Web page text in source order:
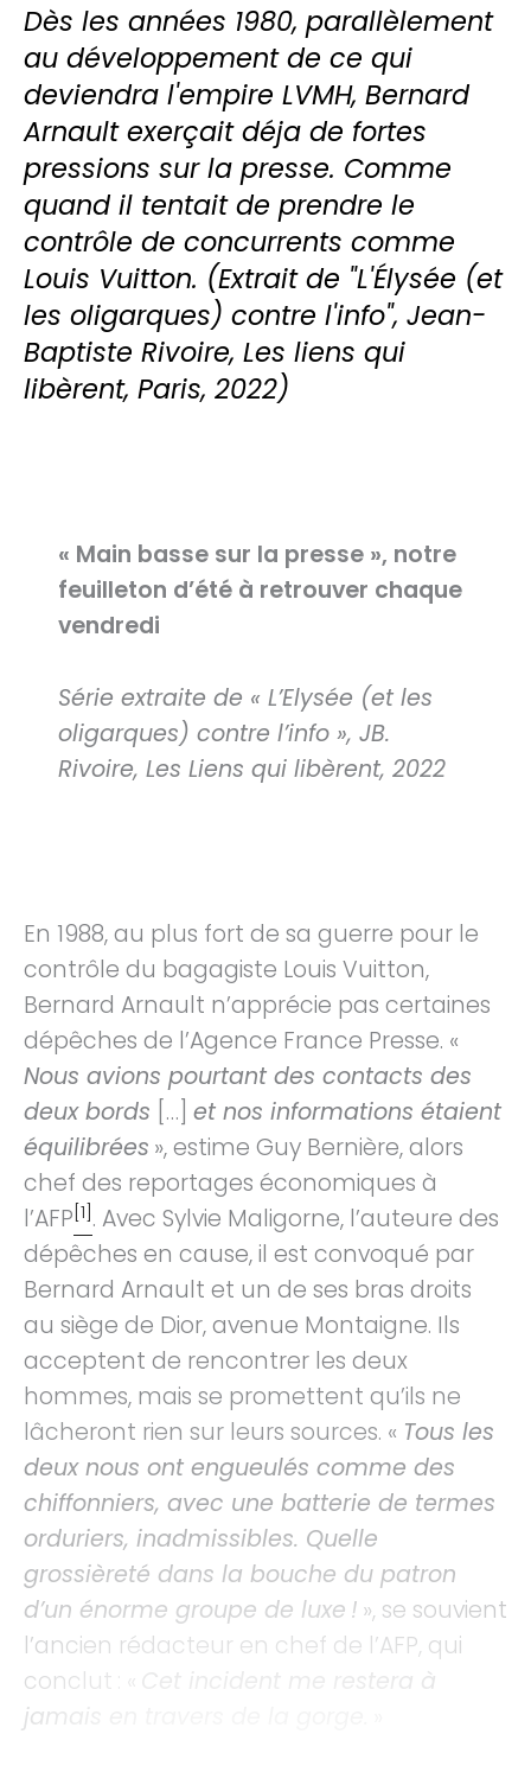
Dès les années 1980, parallèlement
au développement de ce qui
deviendra l'empire LVMH, Bernard
Arnault exerçait déja de fortes
pressions sur la presse. Comme
quand il tentait de prendre le
contrôle de concurrents comme
Louis Vuitton. (Extrait de "L'Élysée (et
les oligarques) contre l'info", Jean-
Baptiste Rivoire, Les liens qui
libèrent, Paris, 2022)
« Main basse sur la presse », notre
feuilleton d’été à retrouver chaque
vendredi
Série extraite de « L’Elysée (et les
oligarques) contre l’info », JB.
Rivoire, Les Liens qui libèrent, 2022
En 1988, au plus fort de sa guerre pour le
contrôle du bagagiste Louis Vuitton,
Bernard Arnault n’apprécie pas certaines
dépêches de l’Agence France Presse. «
Nous avions pourtant des contacts des
deux bords […] et nos informations étaient
équilibrées », estime Guy Bernière, alors
chef des reportages économiques à
l’AFP [1] . Avec Sylvie Maligorne, l’auteure des
dépêches en cause, il est convoqué par
Bernard Arnault et un de ses bras droits
au siège de Dior, avenue Montaigne. Ils
acceptent de rencontrer les deux
hommes, mais se promettent qu’ils ne
lâcheront rien sur leurs sources. « Tous les
deux nous ont engueulés comme des
chiffonniers, avec une batterie de termes
orduriers, inadmissibles. Quelle
grossièreté dans la bouche du patron
d’un énorme groupe de luxe ! », se souvient
l’ancien rédacteur en chef de l’AFP, qui
conclut : «
Cet incident me restera à
jamais en travers de la gorge.